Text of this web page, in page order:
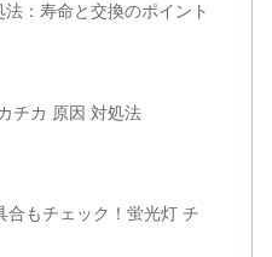
：寿命と交換のポイント
チカ 原因 対処法
合もチェック！蛍光灯 チ